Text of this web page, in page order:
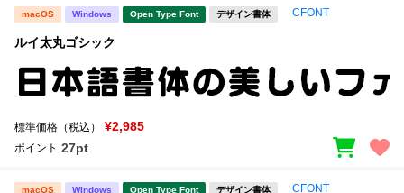
macOS Windows Open Type Font デザイン書体 CFONT
ルイ太丸ゴシック
標準価格（税込） ¥2,985
ポイント 27pt
macOS Windows Open Type Font デザイン書体 CFONT